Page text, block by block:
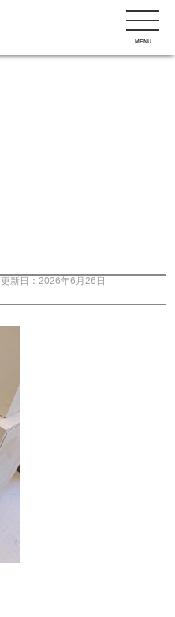
MENU
更新日：2026年6月26日